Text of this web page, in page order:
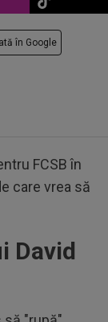
în Google
FCSB în
care vrea să
David